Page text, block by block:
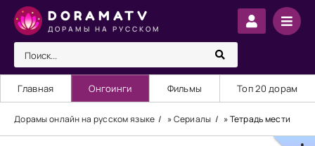
DORAMATV
ДОРАМЫ НА РУССКОМ
Главная Онгоинги Фильмы Топ 20 дорам
Дорамы онлайн на русском языке »Сериалы » Тетрадь мести